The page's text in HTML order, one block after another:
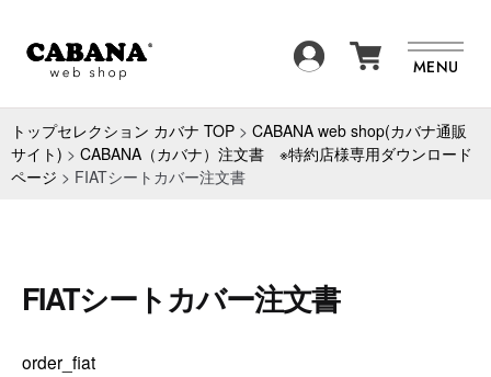
MENU
商品一覧
BRAND
ITEM
トップセレクション カバナ TOP > CABANA web shop(カバナ通販
サイト) > CABANA（カバナ）注文書 ※特約店様専用ダウンロード
ページ > FIATシートカバー注文書
FIATシートカバー注文書
order_fiat